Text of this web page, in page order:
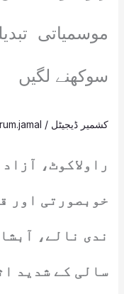
موسمیاتی
سوکھنے لگیں
کشمیر ڈیجیٹل /
راولاکوٹ،
خوبصورتی اور
ندی نالے،
سالی کے شدید